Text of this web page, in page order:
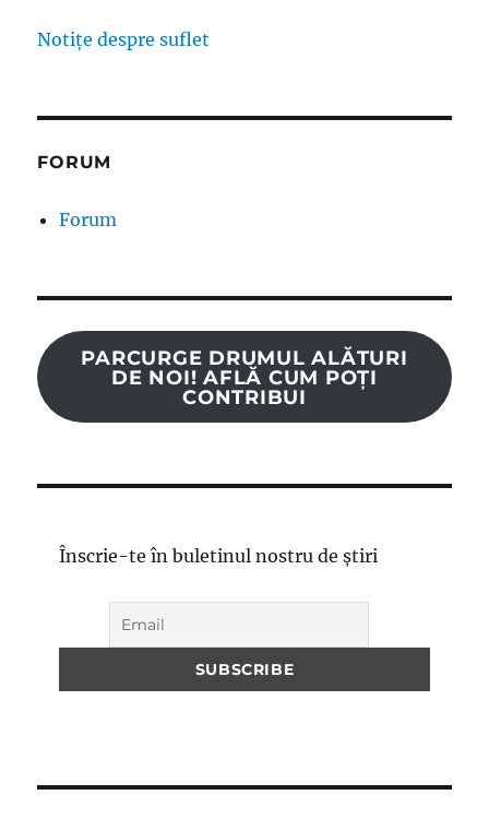
Notițe despre suflet
FORUM
Forum
PARCURGE DRUMUL ALĂTURI
DE NOI! AFLĂ CUM POȚI
CONTRIBUI
Înscrie-te în buletinul nostru de știri